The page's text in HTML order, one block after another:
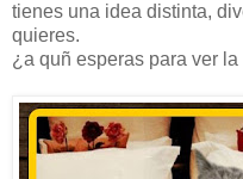
tienes una idea distinta,
quieres.
¿a quñ esperas para ver